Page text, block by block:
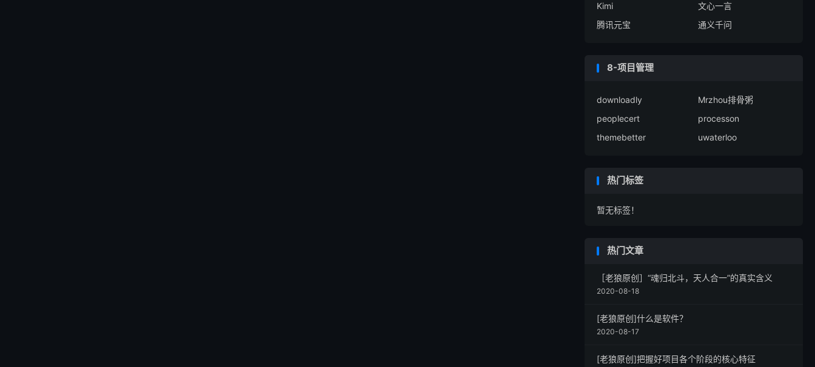
Kimi
文心一言
腾讯元宝
通义千问
8-项目管理
downloadly
Mrzhou排骨粥
peoplecert
processon
themebetter
uwaterloo
热门标签
暂无标签！
热门文章
［老狼原创］“魂归北斗，天人合一”的真实含义
2020-08-18
[老狼原创]什么是软件？
2020-08-17
[老狼原创]把握好项目各个阶段的核心特征